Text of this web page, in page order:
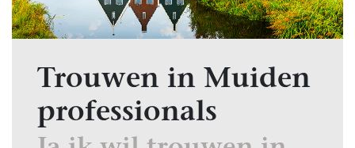
Trouwen in Muiden
professionals